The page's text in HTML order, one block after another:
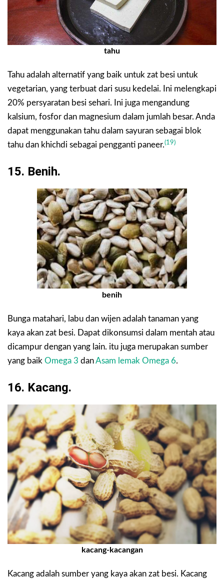
tahu
Tahu adalah alternatif yang baik untuk zat besi untuk
vegetarian, yang terbuat dari susu kedelai. Ini melengkapi
20% persyaratan besi sehari. Ini juga mengandung
kalsium, fosfor dan magnesium dalam jumlah besar. Anda
dapat menggunakan tahu dalam sayuran sebagai blok
tahu dan khichdi sebagai pengganti paneer.(19)
15. Benih.
benih
Bunga matahari, labu dan wijen adalah tanaman yang
kaya akan zat besi. Dapat dikonsumsi dalam mentah atau
dicampur dengan yang lain. itu juga merupakan sumber
yang baik Omega 3 danAsam lemak Omega 6.
16. Kacang.
kacang-kacangan
Kacang adalah sumber yang kaya akan zat besi. Kacang